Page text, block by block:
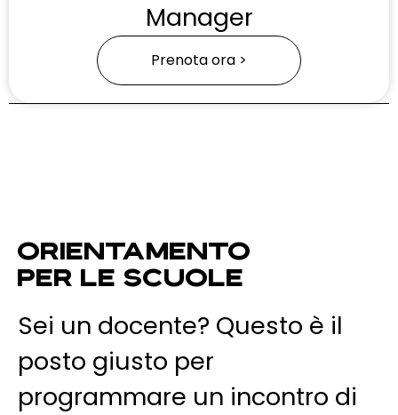
Manager
Prenota ora >
ORIENTAMENTO
PER LE SCUOLE
Sei un docente? Questo è il
posto giusto per
programmare un incontro di